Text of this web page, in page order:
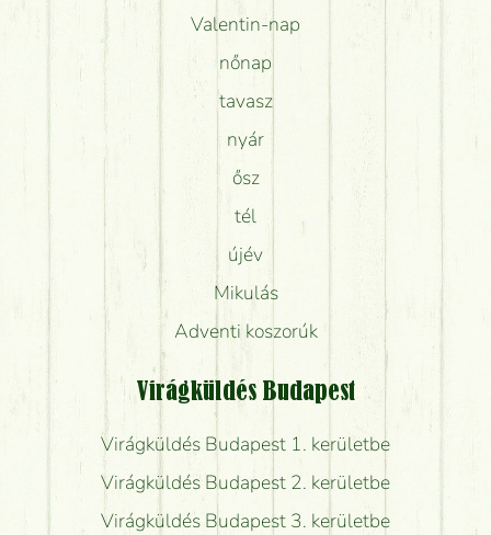
Valentin-nap
nőnap
tavasz
nyár
ősz
tél
újév
Mikulás
Adventi koszorúk
Virágküldés Budapest
Virágküldés Budapest 1. kerületbe
Virágküldés Budapest 2. kerületbe
Virágküldés Budapest 3. kerületbe